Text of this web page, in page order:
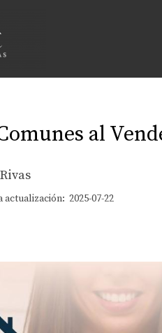
al
actualización: 2025-07-22